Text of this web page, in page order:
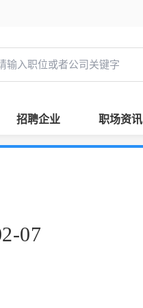
招聘企业 职场资讯
07